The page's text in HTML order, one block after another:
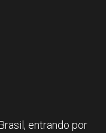
entrando por